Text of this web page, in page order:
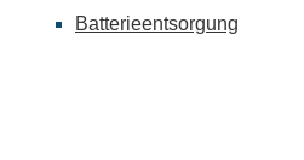
Batterieentsorgung